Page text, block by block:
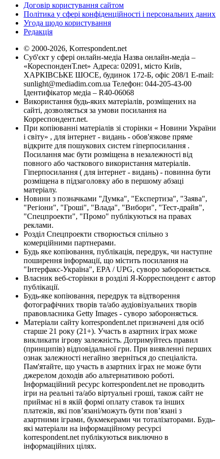
Договір користування сайтом
Політика у сфері конфіденційності і персональних даних
Угода щодо користування
Редакція
© 2000-2026, Korrespondent.net
Суб'єкт у сфері онлайн-медіа Назва онлайн-медіа –
«КореспонденТ.net» Адреса: 02091, місто Київ,
ХАРКІВСЬКЕ ШОСЕ, будинок 172-Б, офіс 208/1 E-mail:
sunlight@mediadim.com.ua Телефон: 044-205-43-00
Ідентифікатор медіа – R40-06068
Використання будь-яких матеріалів, розміщених на
сайті, дозволяється за умови посилання на
Корреспондент.net.
При копіюванні матеріалів зі сторінки « Новини України
і світу» , для інтернет - видань - обов'язкове пряме
відкрите для пошукових систем гіперпосилання .
Посилання має бути розміщена в незалежності від
повного або часткового використання матеріалів.
Гіперпосилання ( для інтернет - видань) - повинна бути
розміщена в підзаголовку або в першому абзаці
матеріалу.
Новини з позначками "Думка", "Експертиза", "Заява",
"Регіони", "Гроші", "Влада", "Вибори", "Тест-драйв",
"Спецпроекти", "Промо" публікуються на правах
реклами.
Розділ Спецпроекти створюється спільно з
комерційними партнерами.
Будь яке копіювання, публікація, передрук, чи наступне
поширення інформації, що містить посилання на
"Інтерфакс-Україна", EPA / UPG, суворо забороняється.
Власник веб-сторінки в розділі Я-Корреспондент є автор
публікації.
Будь-яке копіювання, передрук та відтворення
фотографічних творів та/або аудіовізуальних творів
правовласника Getty Images - суворо забороняється.
Матеріали сайту korrespondent.net призначені для осіб
старше 21 року (21+). Участь в азартних іграх може
викликати ігрову залежність. Дотримуйтесь правил
(принципів) відповідальної гри. При виявленні перших
ознак залежності негайно зверніться до спеціаліста.
Пам'ятайте, що участь в азартних іграх не може бути
джерелом доходів або альтернативою роботі.
Інформаційний ресурс korrespondent.net не проводить
ігри на реальні та/або віртуальні гроші, також сайт не
приймає ні в якій формі оплату ставок та інших
платежів, які пов’язані/можуть бути пов’язані з
азартними іграми, букмекерами чи тоталізаторами. Будь-
які матеріали на інформаційному ресурсі
korrespondent.net публікуються виключно в
інформаційних цілях.